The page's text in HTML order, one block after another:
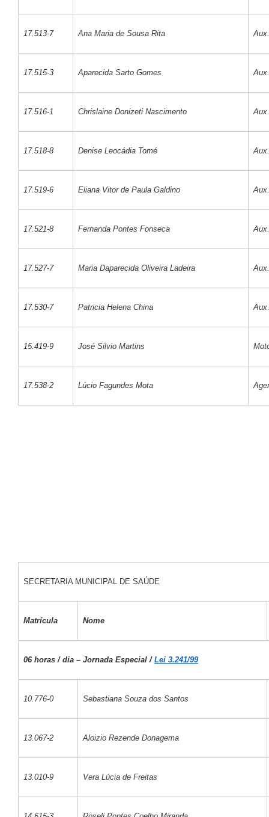
17.513-7 Ana Maria de Sousa Rita
17.515-3 Aparecida Sarto Gomes
17.516-1 Chrislaine Donizeti Nascimento
17.518-8 Denise Leocádia Tomé
17.519-6 Eliana Vitor de Paula Galdino
17.521-8 Fernanda Pontes Fonseca
17.527-7 Maria Daparecida Oliveira Ladeira
17.530-7 Patricia Helena China
15.419-9 José Silvio Martins
17.538-2 Lúcio Fagundes Mota
SECRETARIA MUNICIPAL DE SAÚDE
Matrícula Nome
06 horas / dia – Jornada Especial / Lei 3.241/99
10.776-0 Sebastiana Souza dos Santos
13.067-2 Aloizio Rezende Donagema
13.010-9 Vera Lúcia de Freitas